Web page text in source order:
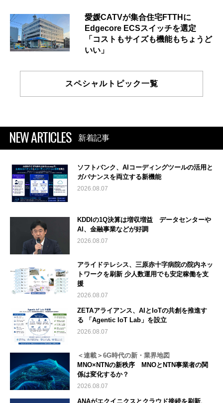
愛媛CATVが集合住宅FTTHに
Edgecore ECSスイッチを選定
「コストもサイズも機能もちょうど
いい」
スペシャルトピック一覧
NEW ARTICLES 新着記事
ソフトバンク、AIコーディングツールの活用と
ガバナンスを両立する新機能
2026.08.07
KDDIの1Q決算は増収増益 データセンターや
AI、金融事業などが好調
2026.08.07
アライドテレシス、三原赤十字病院の院内ネッ
トワークを刷新 少人数運用でも安定稼働を支
援
2026.08.07
ZETAアライアンス、AIとIoTの共創を推進す
る 「Agentic IoT Lab」を設立
2026.08.07
＜連載＞6G時代の新・業界地図
MNO×NTNの新秩序 MNOとNTN事業者の関
係は変化するか？
2026.08.07
ANAがエクイニクスとクラウド接続を刷新、